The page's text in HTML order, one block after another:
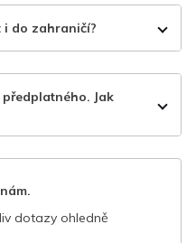
do zahraničí?
Jak
dotazy ohledně